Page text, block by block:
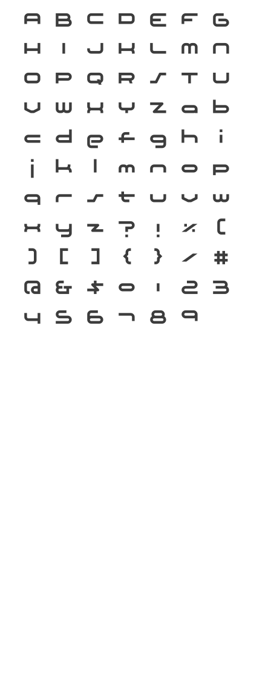
A B C D E F G
H I J K L M N
O P Q R S T U
V W X Y Z a b
c d e f g h i
j k l m n o p
q r s t u v w
x y z ? ! % (
)
[ ] { } / #
@ & $ 0 1 2 3
4 5 6 7 8 9